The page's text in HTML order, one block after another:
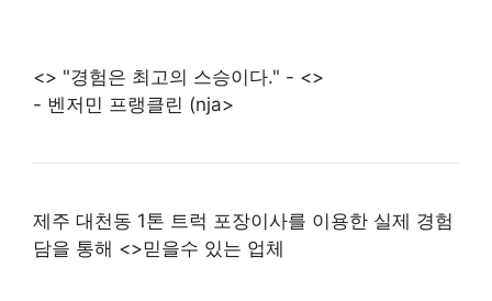
<> "경험은 최고의 스승이다." - <>
- 벤저민 프랭클린 (nja>
제주 대천동 1톤 트럭 포장이사를 이용한 실제 경험
담을 통해 <>믿을수 있는 업체